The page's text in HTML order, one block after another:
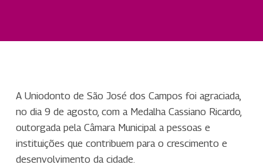
A Uniodonto de São José dos Campos foi agraciada,
no dia 9 de agosto, com a Medalha Cassiano Ricardo,
outorgada pela Câmara Municipal a pessoas e
instituições que contribuem para o crescimento e
desenvolvimento da cidade.